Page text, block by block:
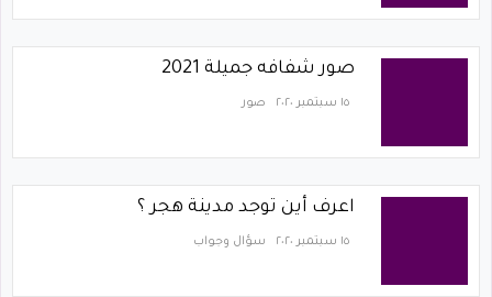
صور شفافه جميلة 2021
١٥ سبتمبر ٢٠٢٠ صور
اعرف أين توجد مدينة هجر ؟
١٥ سبتمبر ٢٠٢٠ سؤال وجواب